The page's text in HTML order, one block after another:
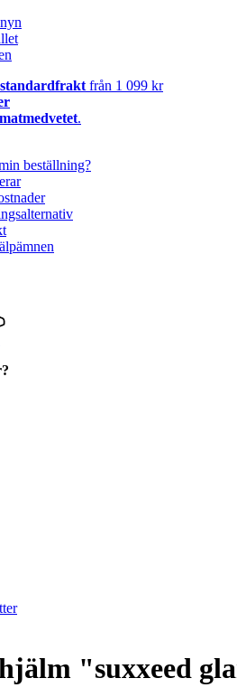
från 1 099 kr
.
beställning?
"suxxeed